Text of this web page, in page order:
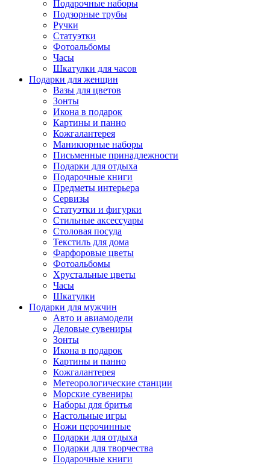
Подарочные наборы
Подзорные трубы
Ручки
Статуэтки
Фотоальбомы
Часы
Шкатулки для часов
Подарки для женщин
Вазы для цветов
Зонты
Икона в подарок
Картины и панно
Кожгалантерея
Маникюрные наборы
Письменные принадлежности
Подарки для отдыха
Подарочные книги
Предметы интерьера
Сервизы
Статуэтки и фигурки
Стильные аксессуары
Столовая посуда
Текстиль для дома
Фарфоровые цветы
Фотоальбомы
Хрустальные цветы
Часы
Шкатулки
Подарки для мужчин
Авто и авиамодели
Деловые сувениры
Зонты
Икона в подарок
Картины и панно
Кожгалантерея
Метеорологические станции
Морские сувениры
Наборы для бритья
Настольные игры
Ножи перочинные
Подарки для отдыха
Подарки для творчества
Подарочные книги